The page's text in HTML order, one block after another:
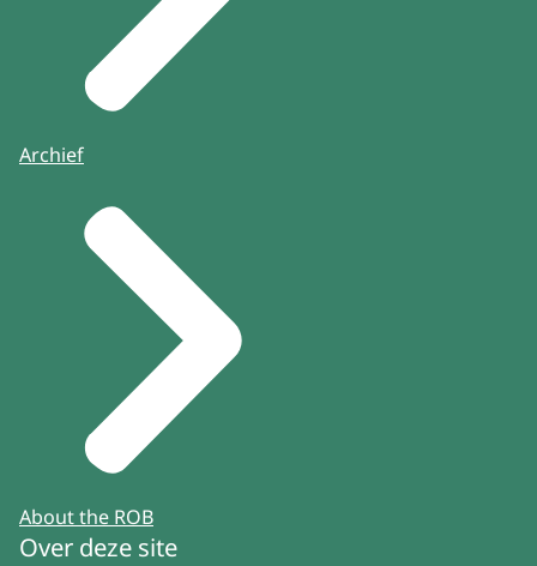
Archief
About the ROB
Over deze site